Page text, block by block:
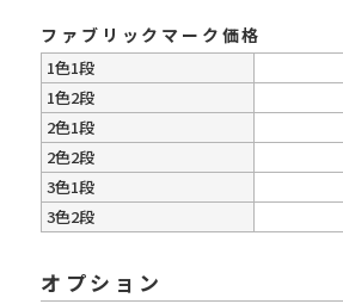
ファブリックマーク価格
1色1段
1色2段
2色1段
2色2段
3色1段
3色2段
オプション